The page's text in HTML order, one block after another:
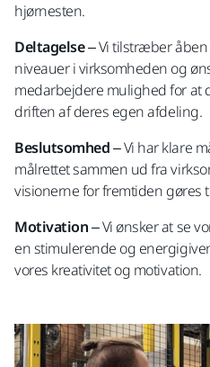
hjørnesten.
Deltagelse– Vi tilstræber
niveauer i virksomheden og
medarbejdere mulighed for
driften af deres egen afdeling.
Beslutsomhed– Vi har klare
målrettet sammen ud fra
visionerne for fremtiden gøres
Motivation– Vi ønsker at se
en stimulerende og
vores kreativitet og motivation.